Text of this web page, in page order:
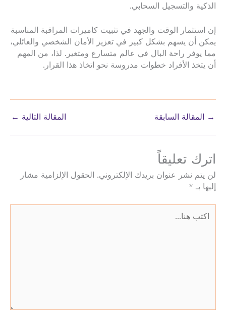
الذكية والتسجيل السحابي.
إن استثمار الوقت والجهد في تثبيت كاميرات المراقبة المناسبة
يمكن أن يسهم بشكل كبير في تعزيز الأمان الشخصي والعائلي،
مما يوفر راحة البال في عالم متسارع ومتغير. لذا، من المهم
أن يتخذ الأفراد خطوات مدروسة نحو اتخاذ هذا القرار.
→ المقالة السابقة المقالة التالية ←
اترك تعليقاً
لن يتم نشر عنوان بريدك الإلكتروني.
الحقول الإلزامية مشار
إليها بـ *
هنا...